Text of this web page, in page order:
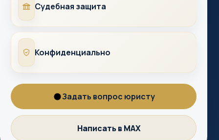
СудыСудебная защита
Конфиденциально
Конфиденциально
Вопрос
юристу
Задать вопрос юристу
MAX
Написать в MAX